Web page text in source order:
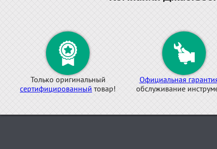
Только оригинальный
сертифицированный товар!
Официальная
обслуживание